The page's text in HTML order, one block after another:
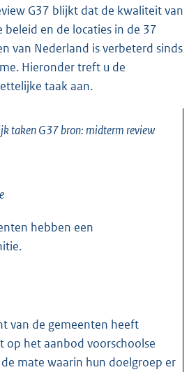
G37 blijkt dat de kwaliteit van
en de locaties in de 37
van Nederland is verbeterd sinds
Hieronder treft u de
taak aan.
taken G37 bron: midterm review
hebben een
van de gemeenten heeft
op het aanbod voorschoolse
mate waarin hun doelgroep er